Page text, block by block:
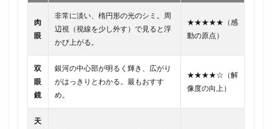
肉
眼
非常に淡い、楕円形の光のシミ。周
辺視（視線を少し外す）で見ると浮
かび上がる。
★★★★★（感
動の原点）
双
眼
鏡
銀河の中心部が明るく輝き、広がり
がはっきりとわかる。最もおすす
め。
★★★★☆（解
像度の向上）
天